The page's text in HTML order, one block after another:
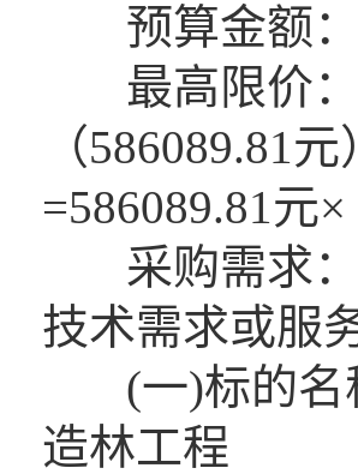
预算金额：
最高限价：
（586089.81
=586089.81元
采购需求：(
技术需求或服
(一)标的名
造林工程